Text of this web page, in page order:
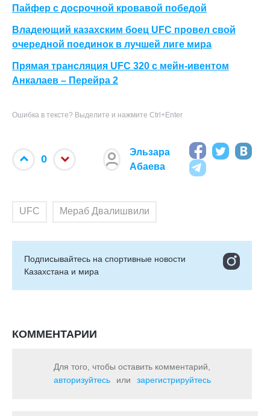
Пайфер с досрочной кровавой победой
Владеющий казахским боец UFC провел свой
очередной поединок в лучшей лиге мира
Прямая трансляция UFC 320 c мейн-ивентом
Анкалаев – Перейра 2
Ошибка в тексте? Выделите и нажмите Ctrl+Enter
0
Эльзара
Абаева
UFC Мераб Двалишвили
Подписывайтесь на cпортивные новости
Казахстана и мира
КОММЕНТАРИИ
Для того, чтобы оставить комментарий,
авторизуйтесь
или зарегистрируйтесь